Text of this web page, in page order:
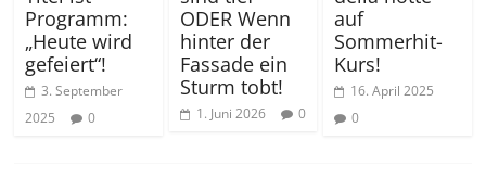
Programm:
„Heute wird
gefeiert“!
3. September
2025
0
ODER Wenn
hinter der
Fassade ein
Sturm tobt!
1. Juni 2026 0
auf
Sommerhit-
Kurs!
16. April 2025
0